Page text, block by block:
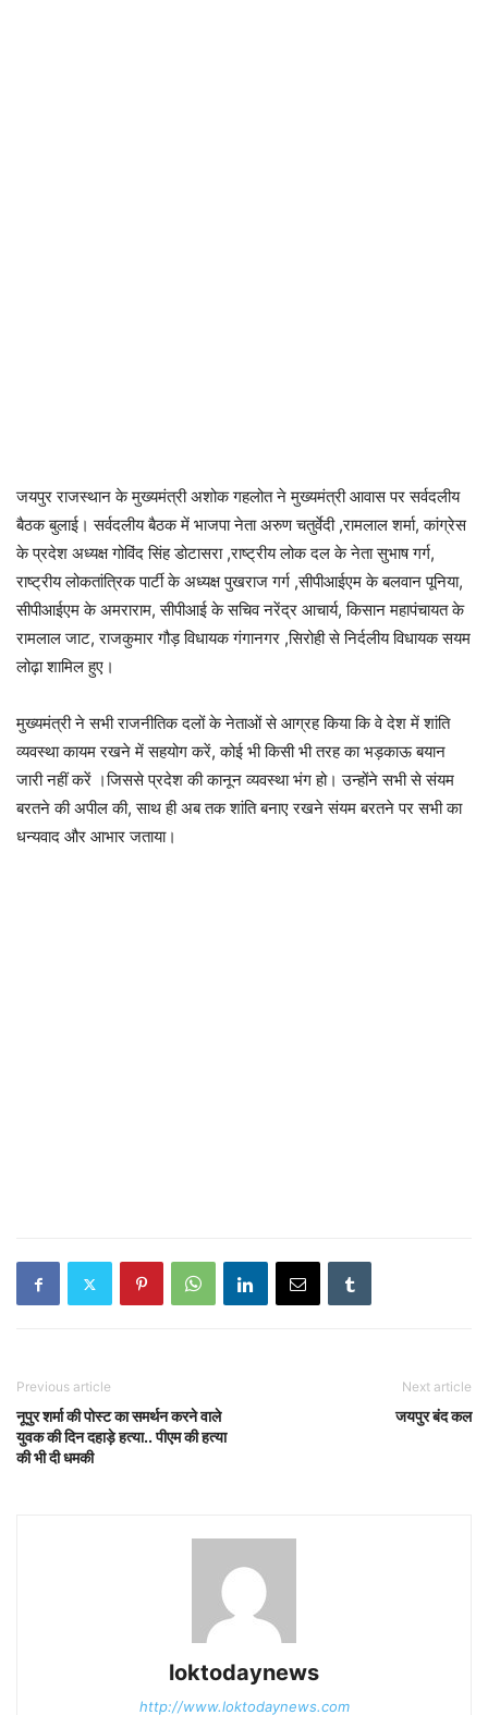
जयपुर राजस्थान के मुख्यमंत्री अशोक गहलोत ने मुख्यमंत्री आवास पर सर्वदलीय
बैठक बुलाई। सर्वदलीय बैठक में भाजपा नेता अरुण चतुर्वेदी ,रामलाल शर्मा, कांग्रेस
के प्रदेश अध्यक्ष गोविंद सिंह डोटासरा ,राष्ट्रीय लोक दल के नेता सुभाष गर्ग,
राष्ट्रीय लोकतांत्रिक पार्टी के अध्यक्ष पुखराज गर्ग ,सीपीआईएम के बलवान पूनिया,
सीपीआईएम के अमराराम, सीपीआई के सचिव नरेंद्र आचार्य, किसान महापंचायत के
रामलाल जाट, राजकुमार गौड़ विधायक गंगानगर ,सिरोही से निर्दलीय विधायक सयम
लोढ़ा शामिल हुए।
मुख्यमंत्री ने सभी राजनीतिक दलों के नेताओं से आग्रह किया कि वे देश में शांति
व्यवस्था कायम रखने में सहयोग करें, कोई भी किसी भी तरह का भड़काऊ बयान
जारी नहीं करें ।जिससे प्रदेश की कानून व्यवस्था भंग हो। उन्होंने सभी से संयम
बरतने की अपील की, साथ ही अब तक शांति बनाए रखने संयम बरतने पर सभी का
धन्यवाद और आभार जताया।
Previous article
नूपुर शर्मा की पोस्ट का समर्थन करने वाले
युवक की दिन दहाड़े हत्या.. पीएम की हत्या
की भी दी धमकी
Next article
जयपुर बंद कल
loktodaynews
http://www.loktodaynews.com